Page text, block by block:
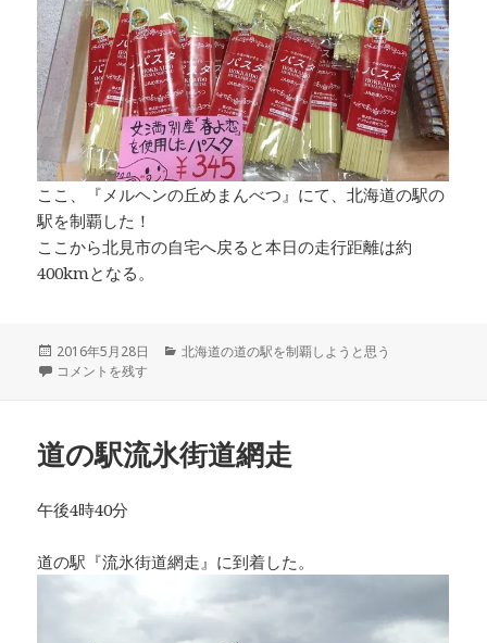
ここ、『メルヘンの丘めまんべつ』にて、北海道の駅の
駅を制覇した！
ここから北見市の自宅へ戻ると本日の走行距離は約
400kmとなる。
投
稿
2016年5月28日
カ
北海道の道の駅を制覇しようと思う
道の駅メルヘンの丘めまんべつ に
コメントを残す
道の駅流氷街道網走
午後4時40分
道の駅『流氷街道網走』に到着した。